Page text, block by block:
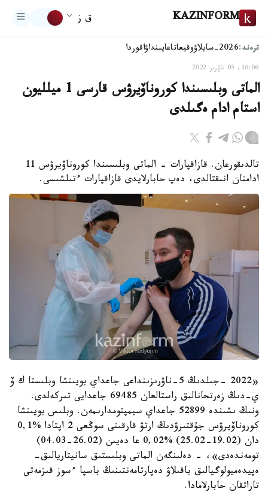
KAZINFORM ق ز
ترەند:2026-سايلاۋ وقيعاتاعايىنداۋاقوردا
16:06, 05 ناۋرىز 2022
الماتى وبلىسىندا كوروناۆيرۋس قارسى 1 ميلليون
استام ادام ەگىلدى
تالدىقورعان. قازاقپارات - الماتى وبلىسىندا كوروناۆيرۋس 11
ادامنان انىقتالدى، دەپ حابارلايدى قازاقپارات ءتىلشىسى.
«2022 -جىلدىڭ 5-ناۋرىزىنداعى جاعداي بويىنشا وبلىستا ك ۆ
ي-دىڭ زەرتحانالىق راستالعان 69485 جاعدايى تىركەلدى.
ونىڭ ىشىندە 52899 جاعداي سيمپتومدارىمەن. وبلىس بويىنشا
كوروناۆيرۋس جۇقتىرۋدىڭ ارتۋ قارقىنى سوڭعى 2 اپتادا %0,1
دان (19.02-25.02) %0,02 عا دەيىن (26.02-04.03)
تومەندەدى»، - دەلىنگەن الماتى وبلىستىق سانيتاريالىق-
ەپيدەميولوگيالىق باقىلاۋ دەپارتامەنتىنىڭ باسپا ءسوز قىزمەتى
تاراتقان حابارلامادا.